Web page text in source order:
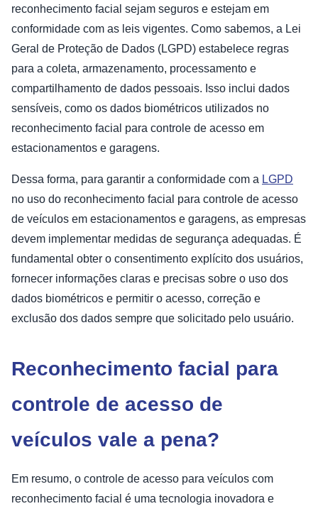
reconhecimento facial sejam seguros e estejam em
conformidade com as leis vigentes. Como sabemos, a Lei
Geral de Proteção de Dados (LGPD) estabelece regras
para a coleta, armazenamento, processamento e
compartilhamento de dados pessoais. Isso inclui dados
sensíveis, como os dados biométricos utilizados no
reconhecimento facial para controle de acesso em
estacionamentos e garagens.
Dessa forma, para garantir a conformidade com a LGPD
no uso do reconhecimento facial para controle de acesso
de veículos em estacionamentos e garagens, as empresas
devem implementar medidas de segurança adequadas. É
fundamental obter o consentimento explícito dos usuários,
fornecer informações claras e precisas sobre o uso dos
dados biométricos e permitir o acesso, correção e
exclusão dos dados sempre que solicitado pelo usuário.
Reconhecimento facial para
controle de acesso de
veículos vale a pena?
Em resumo, o controle de acesso para veículos com
reconhecimento facial é uma tecnologia inovadora e